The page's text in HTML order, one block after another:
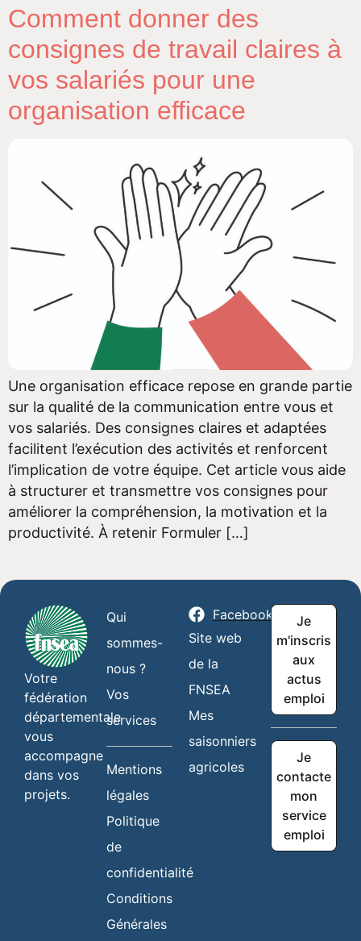
Comment donner des
consignes de travail claires à
vos salariés pour une
organisation efficace
Une organisation efficace repose en grande partie
sur la qualité de la communication entre vous et
vos salariés. Des consignes claires et adaptées
facilitent l’exécution des activités et renforcent
l’implication de votre équipe. Cet article vous aide
à structurer et transmettre vos consignes pour
améliorer la compréhension, la motivation et la
productivité. À retenir Formuler […]
Votre
fédération
départementale
vous
accompagne
dans vos
projets.
Qui
sommes-
nous ?
Vos
services
Mentions
légales
Politique
de
confidentialité
Conditions
Générales
Facebook
Site web
de la
FNSEA
Mes
saisonniers
agricoles
Je
m'inscris
aux
actus
emploi
Je
contacte
mon
service
emploi